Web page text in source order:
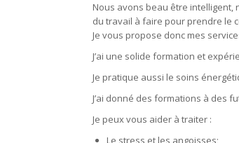
Nous avons beau être intelligent,
du travail à faire pour prendre le
Je vous propose donc mes
J’ai une solide formation et
Je pratique aussi le soins
J’ai donné des formations à des
Je peux vous aider à traiter :
Le stress et les angoisses;